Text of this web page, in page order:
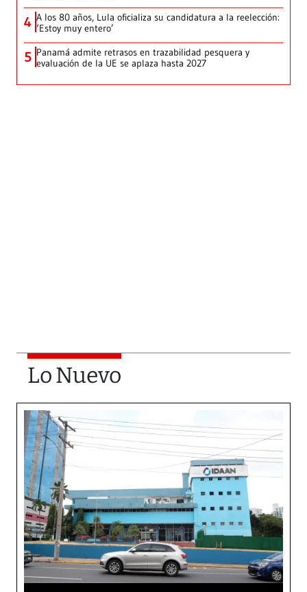
4 A los 80 años, Lula oficializa su candidatura a la reelección:
‘Estoy muy entero’
5 Panamá admite retrasos en trazabilidad pesquera y
evaluación de la UE se aplaza hasta 2027
Lo Nuevo